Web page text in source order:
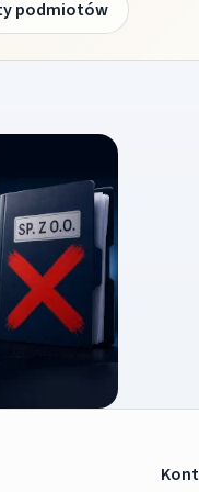
podmiotów